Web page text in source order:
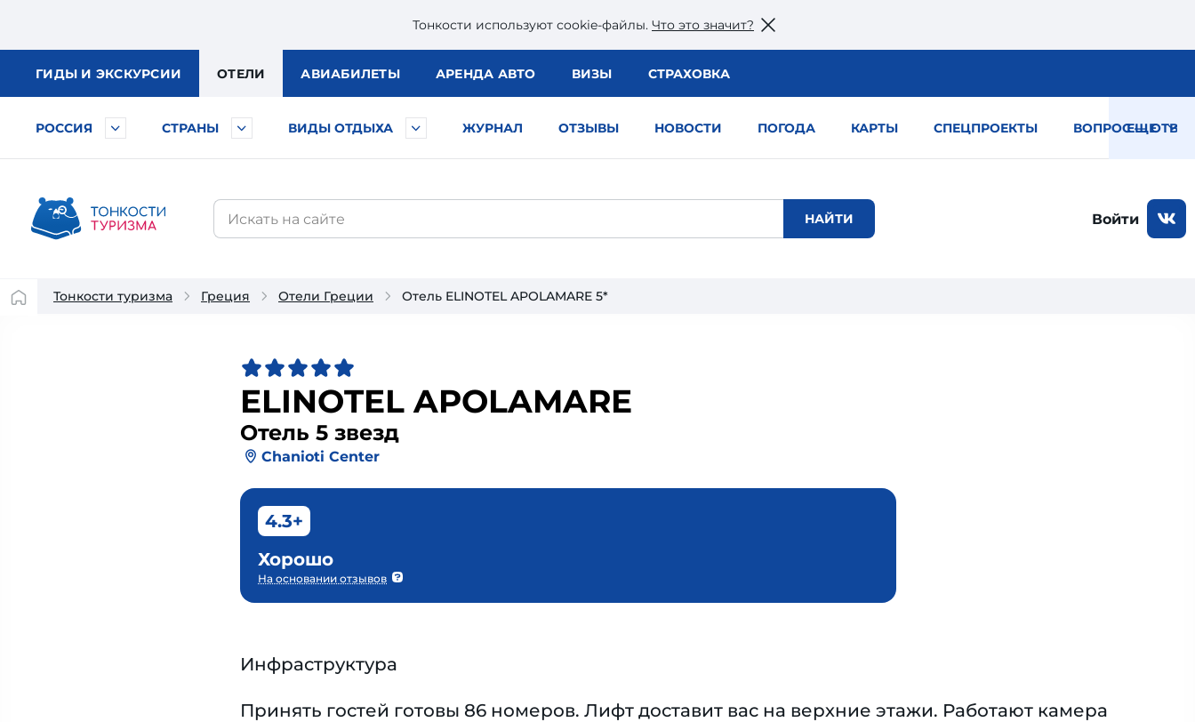
Тонкости используют сookie-файлы. Что это значит?
ГИДЫ И ЭКСКУРСИИ ОТЕЛИ АВИАБИЛЕТЫ АРЕНДА АВТО ВИЗЫ СТРАХОВКА
РОССИЯ СТРАНЫ ВИДЫ ОТДЫХА ЖУРНАЛ ОТЗЫВЫ НОВОСТИ ПОГОДА КАРТЫ СПЕЦПРОЕКТЫ ВОПРОС — ОТВЕТ
ЕЩЕ
Войти
Тонкости туризма Греция Отели Греции Отель ELINOTEL APOLAMARE 5*
ELINOTEL APOLAMARE
Отель 5 звезд
Chanioti Center
4.3+
Хорошо
На основании отзывов
Инфраструктура
Принять гостей готовы 86 номеров. Лифт доставит вас на верхние этажи. Работают камера